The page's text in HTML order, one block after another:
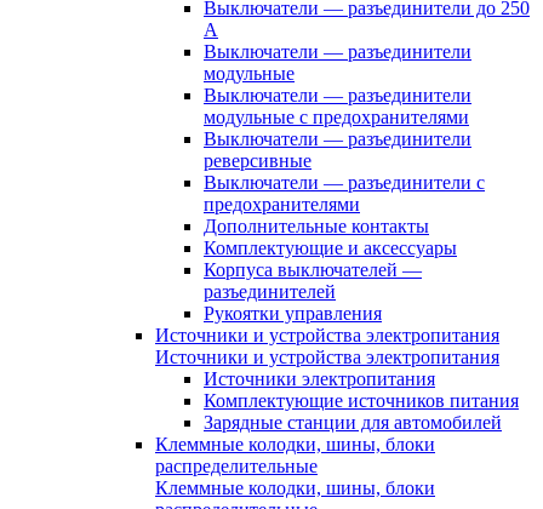
Выключатели — разъединители до 250
А
Выключатели — разъединители
модульные
Выключатели — разъединители
модульные с предохранителями
Выключатели — разъединители
реверсивные
Выключатели — разъединители с
предохранителями
Дополнительные контакты
Комплектующие и аксессуары
Корпуса выключателей —
разъединителей
Рукоятки управления
Источники и устройства электропитания
Источники и устройства электропитания
Источники электропитания
Комплектующие источников питания
Зарядные станции для автомобилей
Клеммные колодки, шины, блоки
распределительные
Клеммные колодки, шины, блоки